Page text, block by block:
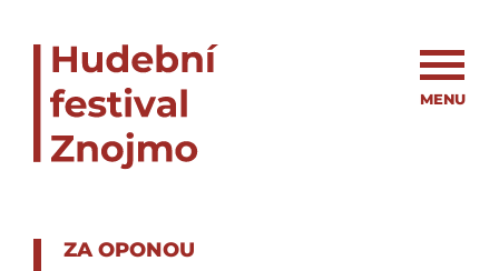
MENU
ZA OPONOU